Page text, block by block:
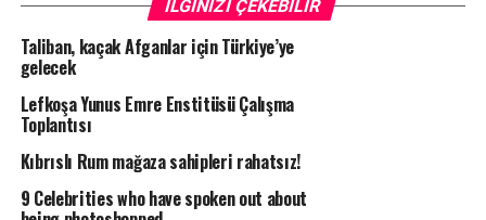
Nemo enim ipsam voluptatem quia voluptas sit
aspernatur aut odit aut fugit, sed quia consequuntur
magni dolores eos qui ratione voluptatem sequi
Et harum quidem rerum facilis est et expedita distinctio.
İLGİNİZİ ÇEKEBİLİR
Taliban, kaçak Afganlar için Türkiye’ye
gelecek
Lefkoşa Yunus Emre Enstitüsü Çalışma
Toplantısı
Kıbrıslı Rum mağaza sahipleri rahatsız!
9 Celebrities who have spoken out about